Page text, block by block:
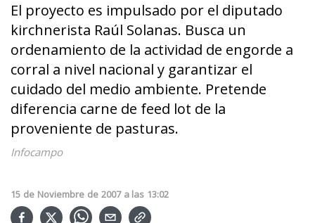
El proyecto es impulsado por el diputado
kirchnerista Raúl Solanas. Busca un
ordenamiento de la actividad de engorde a
corral a nivel nacional y garantizar el
cuidado del medio ambiente. Pretende
diferencia carne de feed lot de la
proveniente de pasturas.
Infocampo
15 de Noviembre de 2007 a las 13:02